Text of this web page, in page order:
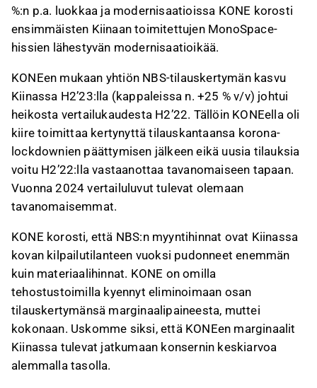
%:n p.a. luokkaa ja modernisaatioissa KONE korosti
ensimmäisten Kiinaan toimitettujen MonoSpace-
hissien lähestyvän modernisaatioikää.
KONEen mukaan yhtiön NBS-tilauskertymän kasvu
Kiinassa H2’23:lla (kappaleissa n. +25 % v/v) johtui
heikosta vertailukaudesta H2’22. Tällöin KONEella oli
kiire toimittaa kertynyttä tilauskantaansa korona-
lockdownien päättymisen jälkeen eikä uusia tilauksia
voitu H2’22:lla vastaanottaa tavanomaiseen tapaan.
Vuonna 2024 vertailuluvut tulevat olemaan
tavanomaisemmat.
KONE korosti, että NBS:n myyntihinnat ovat Kiinassa
kovan kilpailutilanteen vuoksi pudonneet enemmän
kuin materiaalihinnat. KONE on omilla
tehostustoimilla kyennyt eliminoimaan osan
tilauskertymänsä marginaalipaineesta, muttei
kokonaan. Uskomme siksi, että KONEen marginaalit
Kiinassa tulevat jatkumaan konsernin keskiarvoa
alemmalla tasolla.